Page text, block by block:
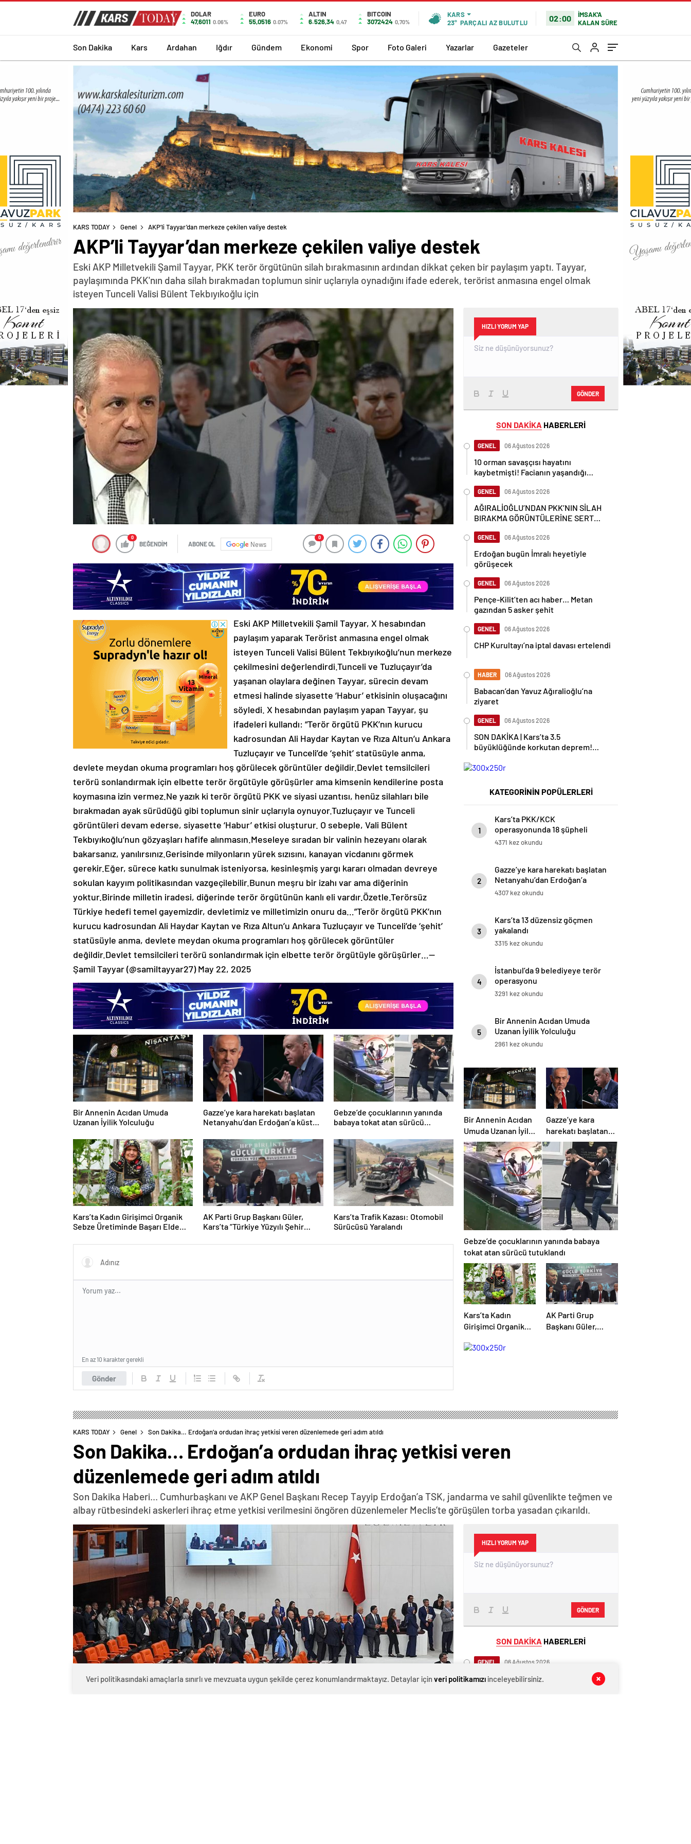
DOLAR
47,6011 0.06%
EURO
55,0516 0.07%
ALTIN
6.526,34 0,47
BITCOIN
3072424 0,70%
KARS
23° PARÇALI AZ BULUTLU 02:00
İMSAK'A
KALAN SÜRE
Son Dakika Kars Ardahan Iğdır Gündem Ekonomi Spor Foto Galeri Yazarlar Gazeteler
KARS TODAY Genel AKP’li Tayyar’dan merkeze çekilen valiye destek
AKP’li Tayyar’dan merkeze çekilen valiye destek
Eski AKP Milletvekili Şamil Tayyar, PKK terör örgütünün silah bırakmasının ardından dikkat çeken bir paylaşım yaptı. Tayyar,
paylaşımında PKK'nın daha silah bırakmadan toplumun sinir uçlarıyla oynadığını ifade ederek, terörist anmasına engel olmak
isteyen Tunceli Valisi Bülent Tekbıyıkoğlu için
0
BEĞENDİM ABONE OL News
0
Eski AKP Milletvekili Şamil Tayyar, X hesabından
paylaşım yaparak Terörist anmasına engel olmak
isteyen Tunceli Valisi Bülent Tekbıyıkoğlu’nun merkeze
çekilmesini değerlendirdi.Tunceli ve Tuzluçayır’da
yaşanan olaylara değinen Tayyar, sürecin devam
etmesi halinde siyasette ‘Habur’ etkisinin oluşacağını
söyledi. X hesabından paylaşım yapan Tayyar, şu
ifadeleri kullandı: “Terör örgütü PKK’nın kurucu
kadrosundan Ali Haydar Kaytan ve Rıza Altun’u Ankara
Tuzluçayır ve Tunceli’de ‘şehit’ statüsüyle anma,
devlete meydan okuma programları hoş görülecek görüntüler değildir.Devlet temsilcileri
terörü sonlandırmak için elbette terör örgütüyle görüşürler ama kimsenin kendilerine posta
koymasına izin vermez.Ne yazık ki terör örgütü PKK ve siyasi uzantısı, henüz silahları bile
bırakmadan ayak sürüdüğü gibi toplumun sinir uçlarıyla oynuyor.Tuzluçayır ve Tunceli
görüntüleri devam ederse, siyasette ‘Habur’ etkisi oluşturur. O sebeple, Vali Bülent
Tekbıyıkoğlu’nun gözyaşları hafife alınmasın.Meseleye sıradan bir valinin hezeyanı olarak
bakarsanız, yanılırsınız.Gerisinde milyonların yürek sızısını, kanayan vicdanını görmek
gerekir.Eğer, sürece katkı sunulmak isteniyorsa, kesinleşmiş yargı kararı olmadan devreye
sokulan kayyım politikasından vazgeçilebilir.Bunun meşru bir izahı var ama diğerinin
yoktur.Birinde milletin iradesi, diğerinde terör örgütünün kanlı eli vardır.Özetle.Terörsüz
Türkiye hedefi temel gayemizdir, devletimiz ve milletimizin onuru da…”Terör örgütü PKK’nın
kurucu kadrosundan Ali Haydar Kaytan ve Rıza Altun’u Ankara Tuzluçayır ve Tunceli’de ‘şehit’
statüsüyle anma, devlete meydan okuma programları hoş görülecek görüntüler
değildir.Devlet temsilcileri terörü sonlandırmak için elbette terör örgütüyle görüşürler…—
Şamil Tayyar (@samiltayyar27) May 22, 2025
Bir Annenin Acıdan Umuda
Uzanan İyilik Yolculuğu
Gazze’ye kara harekatı başlatan
Netanyahu’dan Erdoğan’a küstah
Gebze’de çocuklarının yanında
babaya tokat atan sürücü
Kars’ta Kadın Girişimci Organik
Sebze Üretiminde Başarı Elde
AK Parti Grup Başkanı Güler,
Kars’ta “Türkiye Yüzyılı Şehir
Açıklaması
Kars’ta Trafik Kazası: Otomobil
Sürücüsü Yaralandı
Gönder
En az 10 karakter gerekli
HIZLI YORUM YAP
GÖNDER
SON DAKİKA HABERLERİ
GENEL 06 Ağustos 2026
10 orman savaşçısı hayatını
kaybetmişti! Facianın yaşandığı
GENEL 06 Ağustos 2026
AĞIRALİOĞLU’NDAN PKK’NIN SİLAH
BIRAKMA GÖRÜNTÜLERİNE SERT
GENEL 06 Ağustos 2026
Erdoğan bugün İmralı heyetiyle
görüşecek
GENEL 06 Ağustos 2026
Pençe-Kilit’ten acı haber… Metan
gazından 5 asker şehit
GENEL 06 Ağustos 2026
CHP Kurultayı’na iptal davası ertelendi
HABER 06 Ağustos 2026
Babacan’dan Yavuz Ağıralioğlu’na
ziyaret
GENEL 06 Ağustos 2026
SON DAKİKA | Kars’ta 3.5
büyüklüğünde korkutan deprem!
KATEGORİNİN POPÜLERLERİ
1
Kars’ta PKK/KCK
operasyonunda 18 şüpheli
yakalandı
4371 kez okundu
2
Gazze’ye kara harekatı başlatan
Netanyahu’dan Erdoğan’a
küstah sözler
4307 kez okundu
3
Kars’ta 13 düzensiz göçmen
yakalandı
3315 kez okundu
4
İstanbul’da 9 belediyeye terör
operasyonu
3291 kez okundu
5
Bir Annenin Acıdan Umuda
Uzanan İyilik Yolculuğu
2961 kez okundu
Bir Annenin Acıdan
Umuda Uzanan İyilik
Yolculuğu
Gazze’ye kara
harekatı başlatan
Netanyahu’dan
Erdoğan’a küstah
sözler
Gebze’de çocuklarının yanında babaya
tokat atan sürücü tutuklandı
Kars’ta Kadın
Girişimci Organik
Başarı Elde Etti
AK Parti Grup
Başkanı Güler,
KARS TODAY Genel Son Dakika… Erdoğan’a ordudan ihraç yetkisi veren düzenlemede geri adım atıldı
Son Dakika… Erdoğan’a ordudan ihraç yetkisi veren
düzenlemede geri adım atıldı
Son Dakika Haberi... Cumhurbaşkanı ve AKP Genel Başkanı Recep Tayyip Erdoğan’a TSK, jandarma ve sahil güvenlikte teğmen ve
albay rütbesindeki askerleri ihraç etme yetkisi verilmesini öngören düzenlemeler Meclis’te görüşülen torba yasadan çıkarıldı.
HIZLI YORUM YAP
GÖNDER
SON DAKİKA HABERLERİ
GENEL 06 Ağustos 2026
10 orman savaşçısı hayatını
Veri politikasındaki amaçlarla sınırlı ve mevzuata uygun şekilde çerez konumlandırmaktayız. Detaylar için veri politikamızıinceleyebilirsiniz.